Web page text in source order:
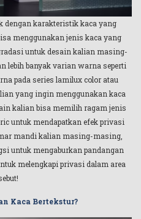
dengan karakteristik kaca yang
menggunakan jenis kaca yang
untuk desain kalian masing-
lebih banyak varian warna seperti
pada series lamilux color atau
yang ingin menggunakan kaca
kalian bisa memilih ragam jenis
untuk mendapatkan efek privasi
mandi kalian masing-masing,
untuk mengaburkan pandangan
melengkapi privasi dalam area
Kaca Bertekstur?